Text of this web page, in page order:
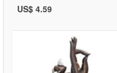
US$ 4.59